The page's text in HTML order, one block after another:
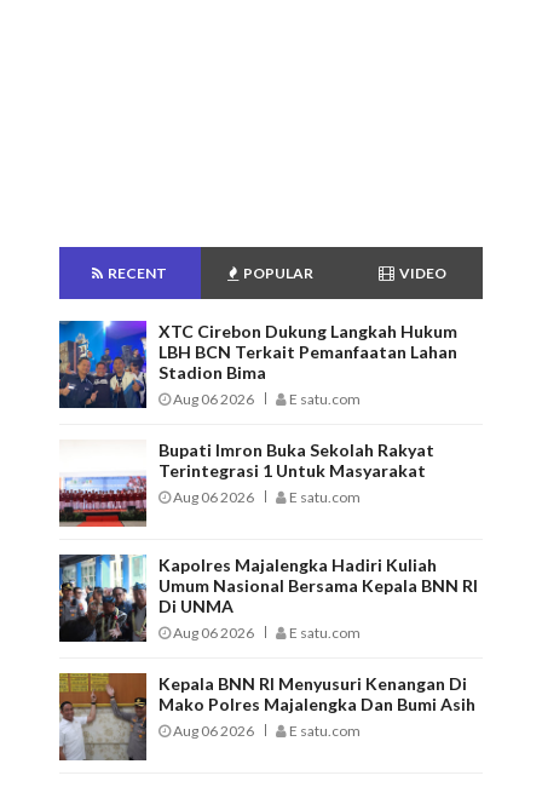
RECENT POPULAR VIDEO
XTC Cirebon Dukung Langkah Hukum
LBH BCN Terkait Pemanfaatan Lahan
Stadion Bima
Aug 06 2026 E satu.com
Bupati Imron Buka Sekolah Rakyat
Terintegrasi 1 Untuk Masyarakat
Aug 06 2026 E satu.com
Kapolres Majalengka Hadiri Kuliah
Umum Nasional Bersama Kepala BNN RI
Di UNMA
Aug 06 2026 E satu.com
Kepala BNN RI Menyusuri Kenangan Di
Mako Polres Majalengka Dan Bumi Asih
Aug 06 2026 E satu.com